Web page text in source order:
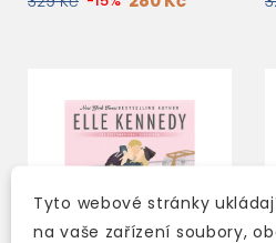
Tyto webové stránky
na vaše zařízení soubory,